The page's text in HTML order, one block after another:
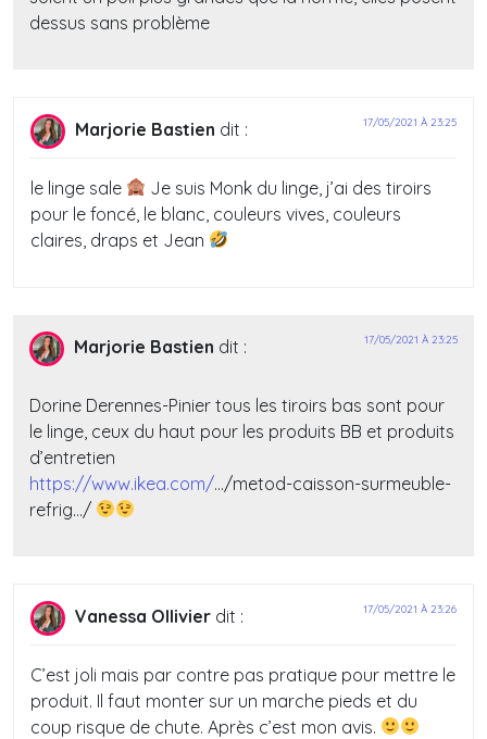
dessus sans problème
Marjorie Bastien dit : 17/05/2021 À 23:25
le linge sale
Je suis Monk du linge, j’ai des tiroirs
pour le foncé, le blanc, couleurs vives, couleurs
claires, draps et Jean
Marjorie Bastien dit : 17/05/2021 À 23:25
Dorine Derennes-Pinier tous les tiroirs bas sont pour
le linge, ceux du haut pour les produits BB et produits
d’entretien
https://www.ikea.com/…/metod-caisson-surmeuble-
refrig…/
Vanessa Ollivier dit : 17/05/2021 À 23:26
C’est joli mais par contre pas pratique pour mettre le
produit. Il faut monter sur un marche pieds et du
coup risque de chute. Après c’est mon avis.